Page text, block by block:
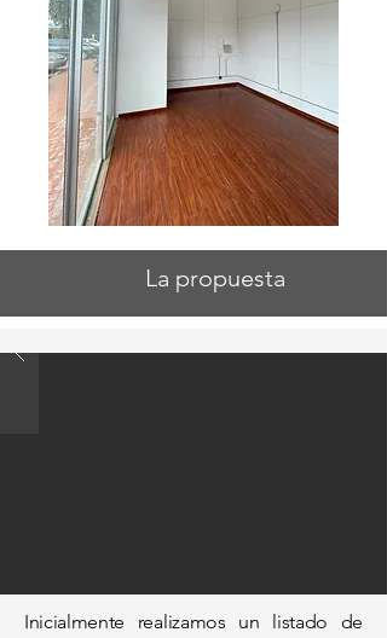
La propuesta
Inicialmente realizamos un listado de